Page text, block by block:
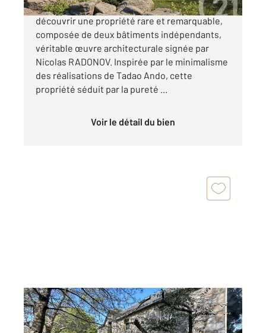
CENTURY 21 Royer Immo vous invite à
découvrir une propriété rare et remarquable,
composée de deux bâtiments indépendants,
véritable œuvre architecturale signée par
Nicolas RADONOV. Inspirée par le minimalisme
des réalisations de Tadao Ando, cette
propriété séduit par la pureté ...
Voir le détail du bien
BLAINVILLE SUR MER 50
420 m2, 12 pièces
Ref : 16200